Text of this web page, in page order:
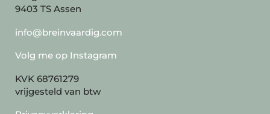
9403 TS Assen
info@breinvaardig.com
Volg me op Instagram
KVK 68761279
vrijgesteld van btw